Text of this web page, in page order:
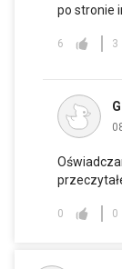
po stronie
6 3
0 0